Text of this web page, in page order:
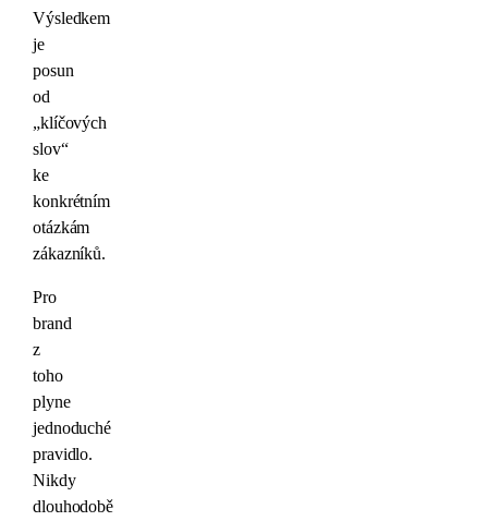
Výsledkem
je
posun
od
„klíčových
slov“
ke
konkrétním
otázkám
zákazníků.
Pro
brand
z
toho
plyne
jednoduché
pravidlo.
Nikdy
dlouhodobě